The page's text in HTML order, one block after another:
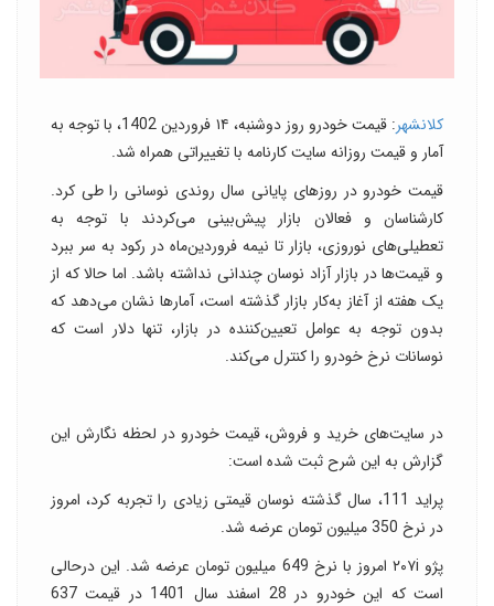
کلانشهر
: قیمت خودرو روز دوشنبه، ۱۴ فروردین 1402، با توجه به
آمار و قیمت روزانه سایت کارنامه با تغییراتی همراه شد.
قیمت خودرو در روزهای پایانی سال روندی نوسانی را طی کرد.
کارشناسان و فعالان بازار پیش‌بینی می‌کردند با توجه به
تعطیلی‌های نوروزی، بازار تا نیمه فروردین‌ماه در رکود به سر ببرد
و قیمت‌ها در بازار آزاد نوسان چندانی نداشته باشد. اما حالا که از
یک هفته از آغاز به‌کار بازار گذشته است، آمارها نشان می‌دهد که
بدون توجه به عوامل تعیین‌کننده در بازار، تنها دلار است که
نوسانات نرخ خودرو را کنترل می‌کند.
در سایت‌های خرید و فروش، قیمت خودرو در لحظه نگارش این
گزارش به این شرح ثبت شده است:
پراید 111، سال گذشته نوسان قیمتی زیادی را تجربه کرد، امروز
در نرخ 350 میلیون تومان عرضه شد.
پژو ۲۰۷i امروز با نرخ 649 میلیون تومان عرضه شد. این درحالی
است که این خودرو در 28 اسفند سال 1401 در قیمت 637